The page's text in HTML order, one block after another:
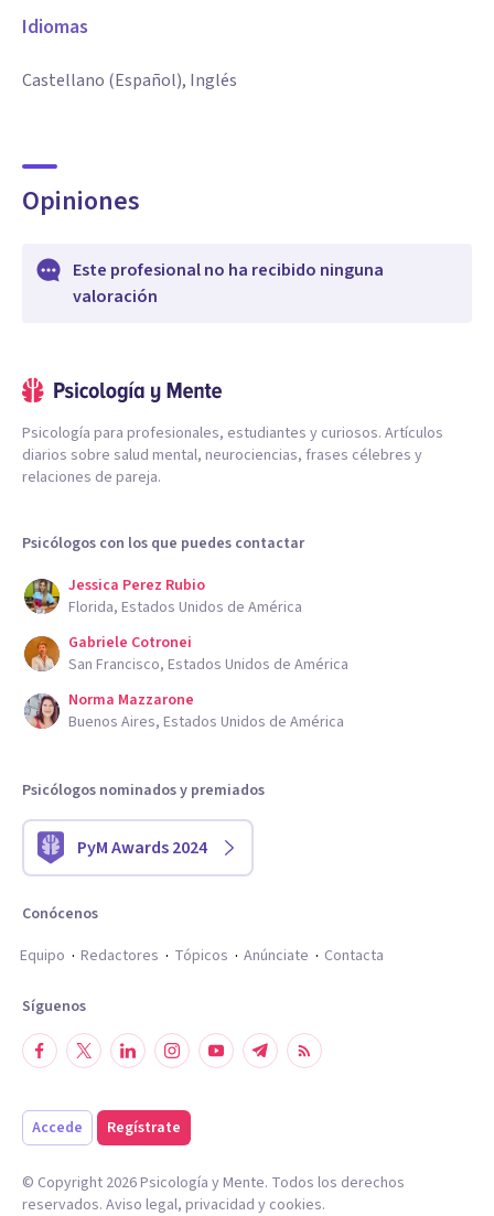
Idiomas
Castellano (Español), Inglés
Opiniones
Este profesional no ha recibido ninguna
valoración
Psicología para profesionales, estudiantes y curiosos. Artículos
diarios sobre salud mental, neurociencias, frases célebres y
relaciones de pareja.
Psicólogos con los que puedes contactar
Jessica Perez Rubio
Florida, Estados Unidos de América
Gabriele Cotronei
San Francisco, Estados Unidos de América
Norma Mazzarone
Buenos Aires, Estados Unidos de América
Psicólogos nominados y premiados
PyM Awards 2024
Conócenos
Equipo
Redactores Tópicos Anúnciate Contacta
Síguenos
Accede Regístrate
© Copyright 2026Psicología y Mente. Todos los derechos
reservados. Aviso legal, privacidad y cookies.